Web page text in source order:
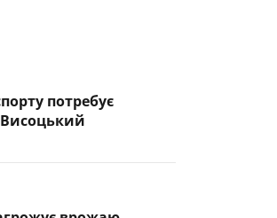
потребує